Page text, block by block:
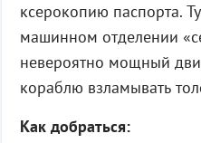
ксерокопию паспорта.
машинном отделении
невероятно мощный
кораблю взламывать
Как добраться: